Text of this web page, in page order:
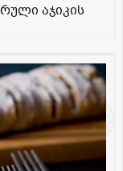
აჯიკის